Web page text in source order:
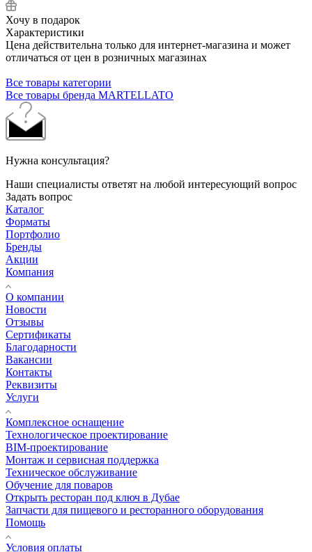
Хочу в подарок
Характеристики
Цена действительна только для интернет-магазина и может
отличаться от цен в розничных магазинах
Все товары категории
Все товары бренда MARTELLATO
Нужна консультация?
Наши специалисты ответят на любой интересующий вопрос
Задать вопрос
Каталог
Форматы
Портфолио
Бренды
Акции
Компания
О компании
Новости
Отзывы
Сертификаты
Благодарности
Вакансии
Контакты
Реквизиты
Услуги
Комплексное оснащение
Технологическое проектирование
BIM-проектирование
Монтаж и сервисная поддержка
Техническое обслуживание
Обучение для поваров
Открыть ресторан под ключ в Дубае
Запчасти для пищевого и ресторанного оборудования
Помощь
Условия оплаты